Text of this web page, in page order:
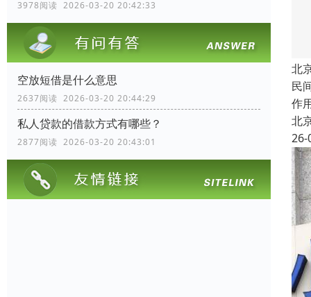
3978阅读 2026-03-20 20:42:33
空放短借是什么意思
2637阅读 2026-03-20 20:44:29
私人贷款的借款方式有哪些？
2877阅读 2026-03-20 20:43:01
北
民
作
北
26-